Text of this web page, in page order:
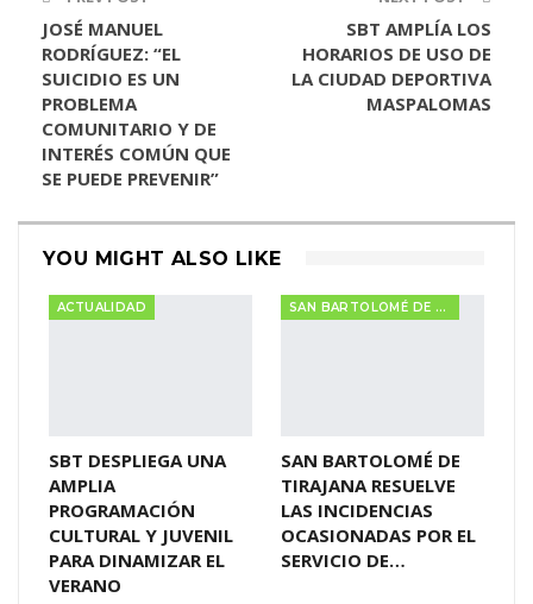
JOSÉ MANUEL
RODRÍGUEZ: “EL
SUICIDIO ES UN
PROBLEMA
COMUNITARIO Y DE
INTERÉS COMÚN QUE
SE PUEDE PREVENIR”
SBT AMPLÍA LOS
HORARIOS DE USO DE
LA CIUDAD DEPORTIVA
MASPALOMAS
YOU MIGHT ALSO LIKE
ACTUALIDAD
SBT DESPLIEGA UNA
AMPLIA
PROGRAMACIÓN
CULTURAL Y JUVENIL
PARA DINAMIZAR EL
VERANO
SAN BARTOLOMÉ DE TIRAJANA
SAN BARTOLOMÉ DE
TIRAJANA RESUELVE
LAS INCIDENCIAS
OCASIONADAS POR EL
SERVICIO DE…